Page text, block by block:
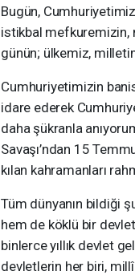
Bugün,
istikbal mefkuremizin,
günün; ülkemiz,
Cumhuriyetimizin
idare ederek
daha şükranla
Savaşı’ndan 15
kılan kahramanları
Tüm dünyanın bildiği
hem de köklü bir
binlerce yıllık devlet
devletlerin her biri,